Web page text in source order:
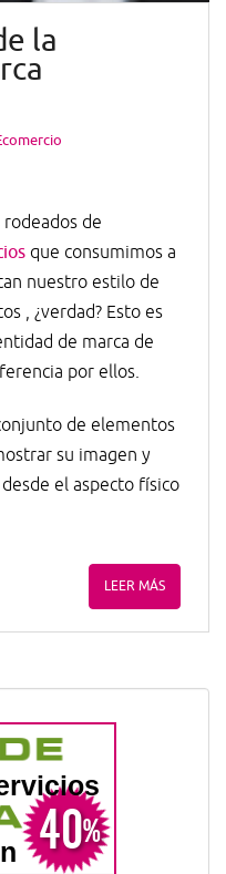
la
de
que consumimos a
nuestro estilo de
, ¿verdad? Esto es
de marca de
por ellos.
de elementos
su imagen y
el aspecto físico
LEER MÁS